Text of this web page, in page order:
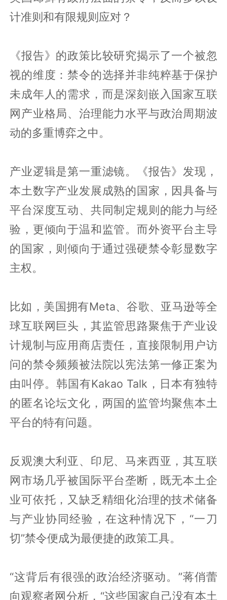
计准则和有限规则应对？
《报告》的政策比较研究揭示了一个被忽
视的维度：禁令的选择并非纯粹基于保护
未成年人的需求，而是深刻嵌入国家互联
网产业格局、治理能力水平与政治周期波
动的多重博弈之中。
产业逻辑是第一重滤镜。《报告》发现，
本土数字产业发展成熟的国家，因具备与
平台深度互动、共同制定规则的能力与经
验，更倾向于温和监管。而外资平台主导
的国家，则倾向于通过强硬禁令彰显数字
主权。
比如，美国拥有Meta、谷歌、亚马逊等全
球互联网巨头，其监管思路聚焦于产业设
计规制与应用商店责任，直接限制用户访
问的禁令频频被法院以宪法第一修正案为
由叫停。韩国有Kakao Talk，日本有独特
的匿名论坛文化，两国的监管均聚焦本土
平台的特有问题。
反观澳大利亚、印尼、马来西亚，其互联
网市场几乎被国际平台垄断，既无本土企
业可依托，又缺乏精细化治理的技术储备
与产业协同经验，在这种情况下，“一刀
切”禁令便成为最便捷的政策工具。
“这背后有很强的政治经济驱动。”蒋俏蕾
向观察者网分析，“这些国家自己没有本土